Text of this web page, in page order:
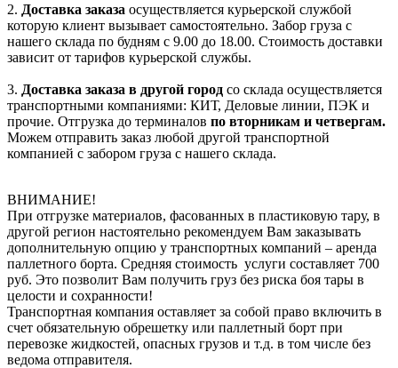
2. Доставка заказа осуществляется курьерской службой
которую клиент вызывает самостоятельно. Забор груза с
нашего склада по будням с 9.00 до 18.00. Стоимость доставки
зависит от тарифов курьерской службы.
3. Доставка заказа в другой город со склада осуществляется
транспортными компаниями: КИТ, Деловые линии, ПЭК и
прочие. Отгрузка до терминалов по вторникам и четвергам.
Можем отправить заказ любой другой транспортной
компанией с забором груза с нашего склада.
ВНИМАНИЕ!
При отгрузке материалов, фасованных в пластиковую тару, в
другой регион настоятельно рекомендуем Вам заказывать
дополнительную опцию у транспортных компаний – аренда
паллетного борта. Средняя стоимость услуги составляет 700
руб. Это позволит Вам получить груз без риска боя тары в
целости и сохранности!
Транспортная компания оставляет за собой право включить в
счет обязательную обрешетку или паллетный борт при
перевозке жидкостей, опасных грузов и т.д. в том числе без
ведома отправителя.